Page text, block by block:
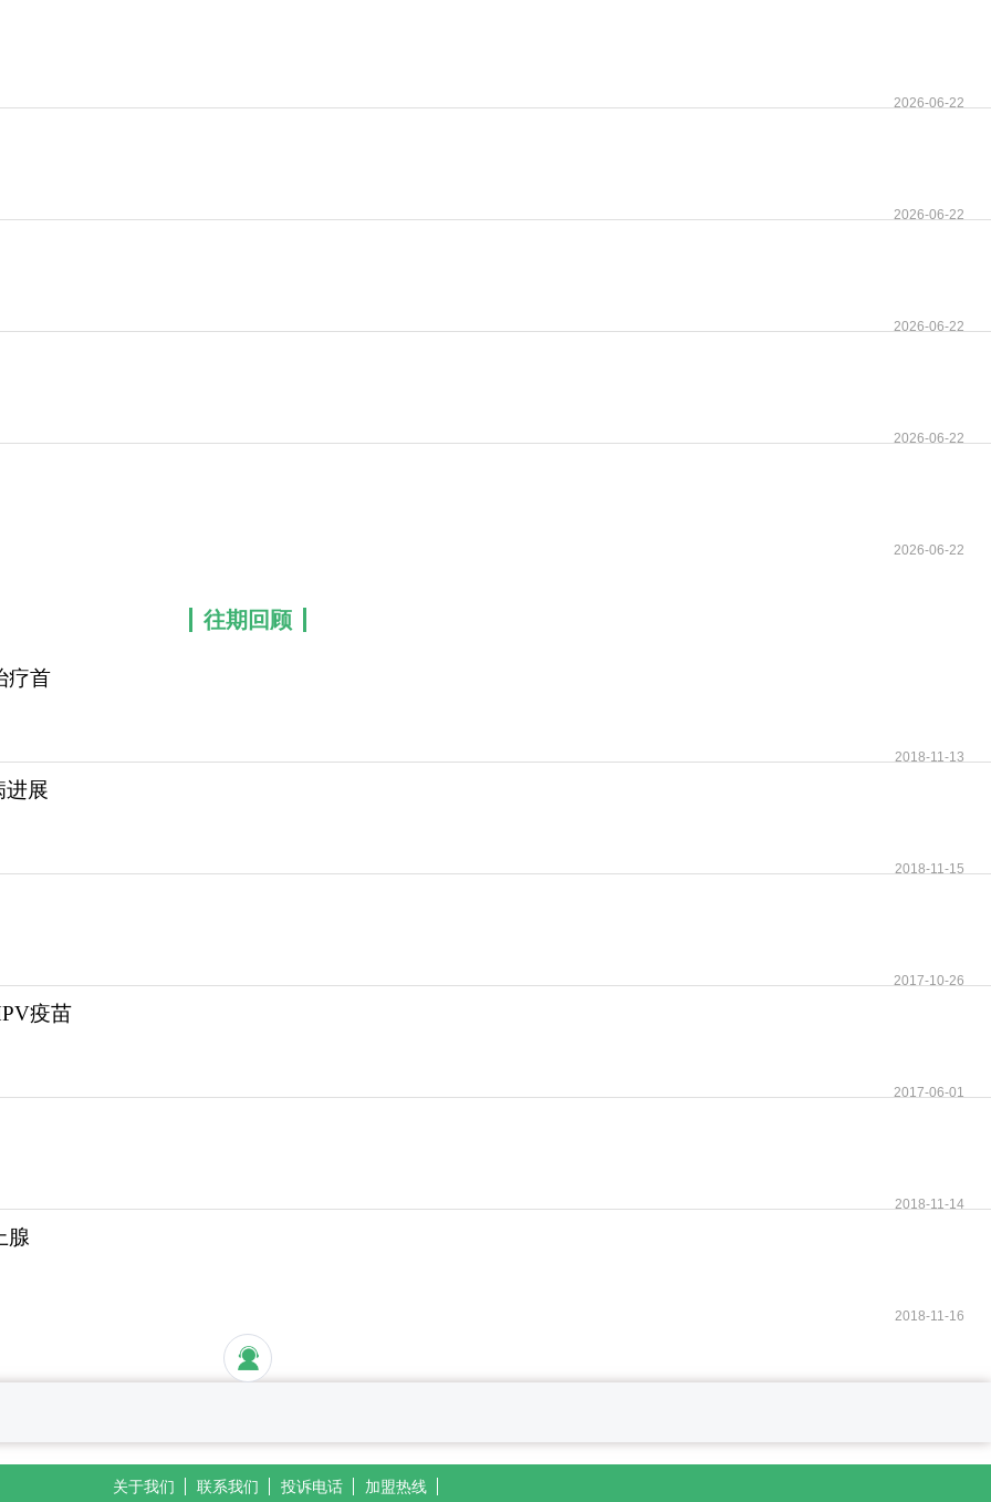
2026-06-22
2026-06-22
2026-06-22
2026-06-22
2026-06-22
往期回顾
疗首
2018-11-13
进展
2018-11-15
2017-10-26
疫苗
2017-06-01
2018-11-14
腺
2018-11-16
关于我们 联系我们 投诉电话 加盟热线